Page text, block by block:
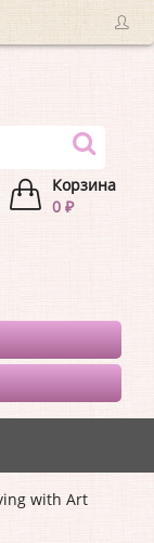
Корзина
0 ₽
with Art